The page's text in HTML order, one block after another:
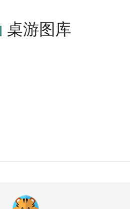
Laser
nik,Smart Ltd,Stupor
桌游图库